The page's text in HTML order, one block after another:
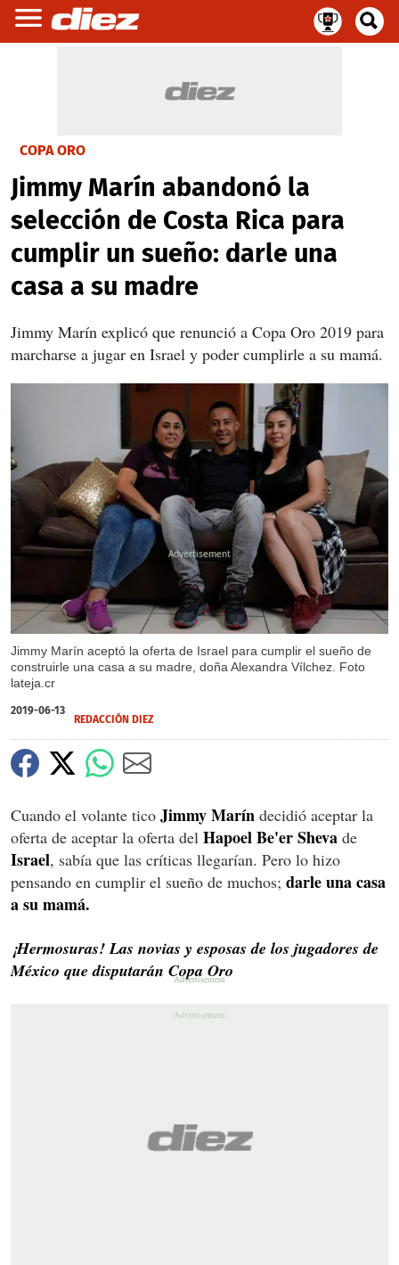
COPA ORO
Jimmy Marín abandonó la
selección de Costa Rica para
cumplir un sueño: darle una
casa a su madre
Jimmy Marín explicó que renunció a Copa Oro 2019 para
marcharse a jugar en Israel y poder cumplirle a su mamá.
Jimmy Marín aceptó la oferta de Israel para cumplir el sueño de
construirle una casa a su madre, doña Alexandra Vílchez. Foto
lateja.cr
X
X
X
2019-06-13
REDACCIÓN DIEZ
Cuando el volante tico Jimmy Marín decidió aceptar la
oferta de aceptar la oferta del Hapoel Be'er Sheva de
Israel, sabía que las críticas llegarían. Pero lo hizo
pensando en cumplir el sueño de muchos; darle una casa
a su mamá.
¡Hermosuras! Las novias y esposas de los jugadores de
México que disputarán Copa Oro